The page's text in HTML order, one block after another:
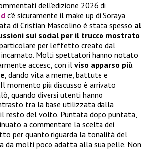
dell’edizione 2026 di
c’è sicuramente il make up di Soraya
di Cristian Mascolino è stata spesso al
sui social per il trucco mostrato
per l’effetto creato dal
Molti spettatori hanno notato
acceso, con il viso apparso più
, dando vita a meme, battute e
momento più discusso è arrivato
quando diversi utenti hanno
tra la base utilizzata dalla
il resto del volto. Puntata dopo puntata,
a commentare la scelta dei
per quanto riguarda la tonalità del
da molti poco adatta alla sua pelle. Non